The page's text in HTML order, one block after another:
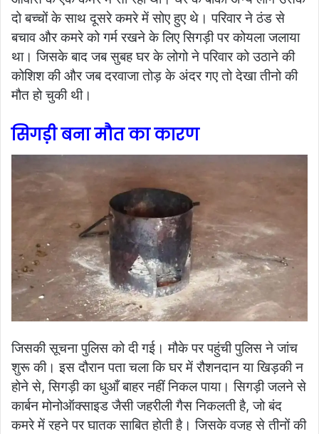
दो बच्चों के साथ दूसरे कमरे में सोए हुए थे। परिवार ने ठंड से
बचाव और कमरे को गर्म रखने के लिए सिगड़ी पर कोयला जलाया
था। जिसके बाद जब सुबह घर के लोगो ने परिवार को उठाने की
कोशिश की और जब दरवाजा तोड़ के अंदर गए तो देखा तीनो की
मौत हो चुकी थी।
सिगड़ी बना मौत का कारण
जिसकी सूचना पुलिस को दी गई। मौके पर पहुंची पुलिस ने जांच
शुरू की। इस दौरान पता चला कि घर में रौशनदान या खिड़की न
होने से, सिगड़ी का धुआँ बाहर नहीं निकल पाया। सिगड़ी जलने से
कार्बन मोनोऑक्साइड जैसी जहरीली गैस निकलती है, जो बंद
कमरे में रहने पर घातक साबित होती है। जिसके वजह से तीनों की